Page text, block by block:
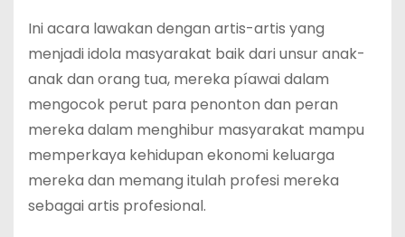
Ini acara lawakan dengan artis-artis yang
menjadi idola masyarakat baik dari unsur anak-
anak dan orang tua, mereka píawai dalam
mengocok perut para penonton dan peran
mereka dalam menghibur masyarakat mampu
memperkaya kehidupan ekonomi keluarga
mereka dan memang itulah profesi mereka
sebagai artis profesional.